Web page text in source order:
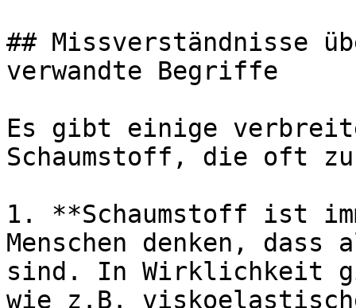
## Missverständnisse
verwandte Begriffe
Es gibt einige
Schaumstoff, die oft
1. **Schaumstoff ist
Menschen denken,
sind. In Wirklichkeit
wie z.B.